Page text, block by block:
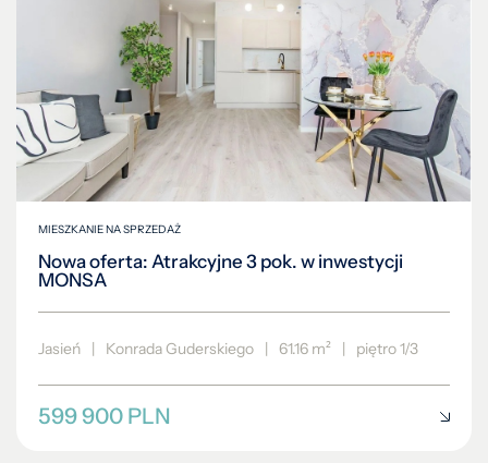
MIESZKANIE NA SPRZEDAŻ
Nowa oferta: Atrakcyjne 3 pok. w inwestycji
MONSA
Jasień Konrada Guderskiego 61.16 m² piętro 1/3
599 900 PLN